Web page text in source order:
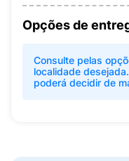
Opções de
Consulte pelas
localidade
poderá decidir de